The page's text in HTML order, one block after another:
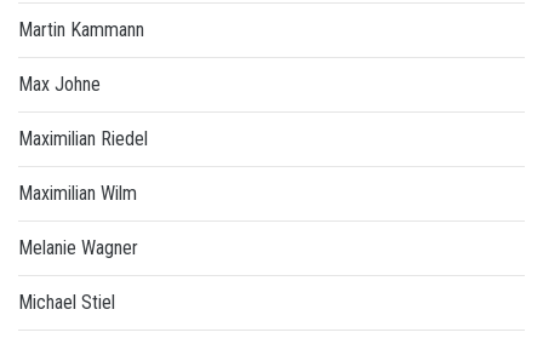
Martin Kammann
Max Johne
Maximilian Riedel
Maximilian Wilm
Melanie Wagner
Michael Stiel